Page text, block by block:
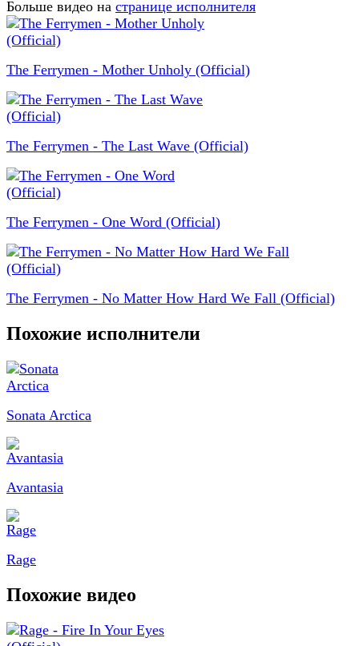
Больше видео на странице исполнителя
The Ferrymen - Mother Unholy (Official)
The Ferrymen - The Last Wave (Official)
The Ferrymen - One Word (Official)
The Ferrymen - No Matter How Hard We Fall (Official)
Похожие исполнители
Sonata Arctica
Avantasia
Rage
Похожие видео